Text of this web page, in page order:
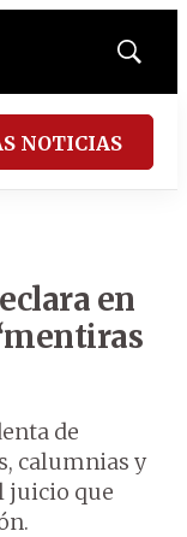
Mostrar
NOTICIAS
en
de
calumnias y
juicio que